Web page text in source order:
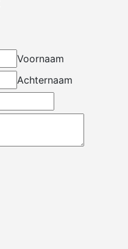
Voornaam
Achternaam